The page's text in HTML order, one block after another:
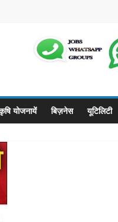
योजनायें बिज़नेस यूटिलिटी